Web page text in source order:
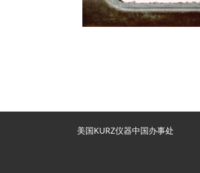
美国KURZ仪器中国办事处